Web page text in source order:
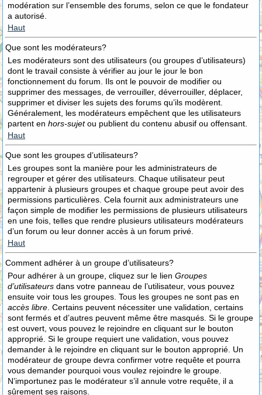
modération sur l’ensemble des forums, selon ce que le fondateur
a autorisé.
Haut
Que sont les modérateurs?
Les modérateurs sont des utilisateurs (ou groupes d’utilisateurs)
dont le travail consiste à vérifier au jour le jour le bon
fonctionnement du forum. Ils ont le pouvoir de modifier ou
supprimer des messages, de verrouiller, déverrouiller, déplacer,
supprimer et diviser les sujets des forums qu’ils modèrent.
Généralement, les modérateurs empêchent que les utilisateurs
partent en hors-sujetou publient du contenu abusif ou offensant.
Haut
Que sont les groupes d’utilisateurs?
Les groupes sont la manière pour les administrateurs de
regrouper et gérer des utilisateurs. Chaque utilisateur peut
appartenir à plusieurs groupes et chaque groupe peut avoir des
permissions particulières. Cela fournit aux administrateurs une
façon simple de modifier les permissions de plusieurs utilisateurs
en une fois, telles que rendre plusieurs utilisateurs modérateurs
d’un forum ou leur donner accès à un forum privé.
Haut
Comment adhérer à un groupe d’utilisateurs?
Pour adhérer à un groupe, cliquez sur le lien Groupes
d’utilisateurs dans votre panneau de l’utilisateur, vous pouvez
ensuite voir tous les groupes. Tous les groupes ne sont pas en
accès libre . Certains peuvent nécessiter une validation, certains
sont fermés et d’autres peuvent même être masqués. Si le groupe
est ouvert, vous pouvez le rejoindre en cliquant sur le bouton
approprié. Si le groupe requiert une validation, vous pouvez
demander à le rejoindre en cliquant sur le bouton approprié. Un
modérateur de groupe devra confirmer votre requête et pourra
vous demander pourquoi vous voulez rejoindre le groupe.
N’importunez pas le modérateur s’il annule votre requête, il a
sûrement ses raisons.